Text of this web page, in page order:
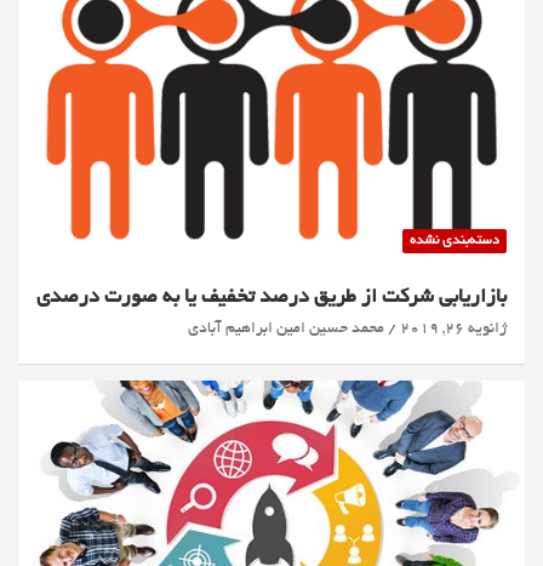
دسته‌بندی نشده
بازاریابی شرکت از طریق درصد تخفیف یا به صورت درصدی
ژانویه 26, 2019 محمد حسین امین ابراهیم آبادی